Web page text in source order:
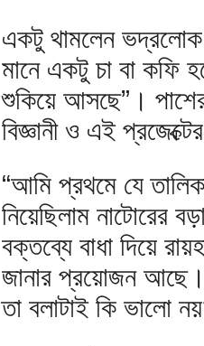
একটু থামলেন
মানে একটু চা বা কফি
শুকিয়ে আসছে”।
বিজ্ঞানী ও এই
“আমি প্রথমে যে
নিয়েছিলাম নাটোরের
বক্তব্যে বাধা দিয়ে
জানার প্রয়োজন আছে।
তা বলাটাই কি ভালো